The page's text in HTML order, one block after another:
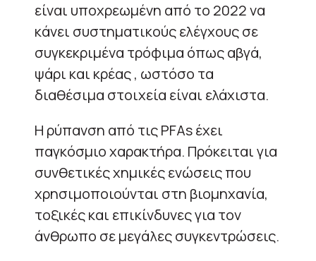
είναι υποχρεωμένη από το 2022 να
κάνει συστηματικούς ελέγχους σε
συγκεκριμένα τρόφιμα όπως αβγά,
ψάρι και κρέας , ωστόσο τα
διαθέσιμα στοιχεία είναι ελάχιστα.
Η ρύπανση από τις PFAs έχει
παγκόσμιο χαρακτήρα. Πρόκειται για
συνθετικές χημικές ενώσεις που
χρησιμοποιούνται στη βιομηχανία,
τοξικές και επικίνδυνες για τον
άνθρωπο σε μεγάλες συγκεντρώσεις.